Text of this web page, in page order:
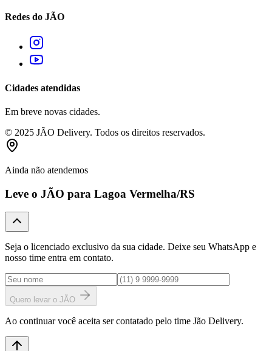
Redes do JÃO
Cidades atendidas
Em breve novas cidades.
© 2025 JÃO Delivery. Todos os direitos reservados.
Ainda não atendemos
Leve o JÃO para Lagoa Vermelha/RS
Seja o licenciado exclusivo da sua cidade. Deixe seu WhatsApp e
nosso time entra em contato.
Quero levar o JÃO
Ao continuar você aceita ser contatado pelo time Jão Delivery.